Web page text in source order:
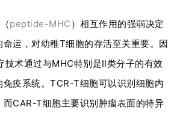
peptide-MHC ）相互作用的强弱决定
运，对幼稚T细胞的存活至关重要。因
技术通过与MHC特别是Ⅱ类分子的有效
疫系统。TCR-T细胞可以识别细胞内
而CAR-T细胞主要识别肿瘤表面的特异